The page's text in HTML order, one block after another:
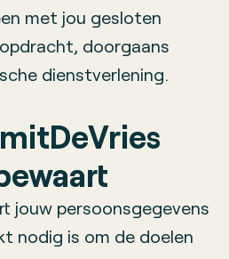
met jou gesloten
doorgaans
dienstverlening.
jouw persoonsgegevens
nodig is om de doelen